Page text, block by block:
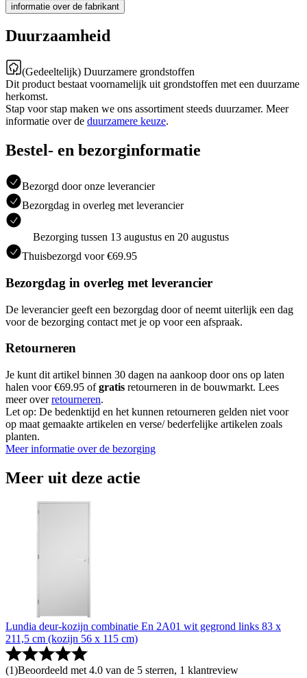
informatie over de fabrikant
Duurzaamheid
(Gedeeltelijk) Duurzamere grondstoffen
Dit product bestaat voornamelijk uit grondstoffen met een duurzame
herkomst.
Stap voor stap maken we ons assortiment steeds duurzamer. Meer
informatie over de duurzamere keuze.
Bestel- en bezorginformatie
Bezorgd door onze leverancier
Bezorgdag in overleg met leverancier
Bezorging tussen 13 augustus en 20 augustus
Thuisbezorgd voor €69.95
Bezorgdag in overleg met leverancier
De leverancier geeft een bezorgdag door of neemt uiterlijk een dag
voor de bezorging contact met je op voor een afspraak.
Retourneren
Je kunt dit artikel binnen 30 dagen na aankoop door ons op laten
halen voor €69.95 ofgratis retourneren in de bouwmarkt. Lees
meer overretourneren.
Let op: De bedenktijd en het kunnen retourneren gelden niet voor
op maat gemaakte artikelen en verse/ bederfelijke artikelen zoals
planten.
Meer informatie over de bezorging
Meer uit deze actie
Lundia deur-kozijn combinatie En 2A01 wit gegrond links 83 x
211,5 cm (kozijn 56 x 115 cm)
(1)Beoordeeld met 4.0 van de 5 sterren, 1 klantreview